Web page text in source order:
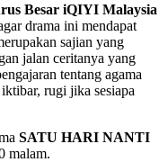
Besar iQIYI Malaysia
drama ini mendapat
sajian yang
jalan ceritanya yang
tentang agama
rugi jika sesiapa
SATU HARI NANTI
malam.